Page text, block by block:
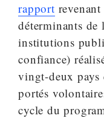
rapport
déterminants de
institutions
confiance)
vingt-deux pays
portés
cycle du